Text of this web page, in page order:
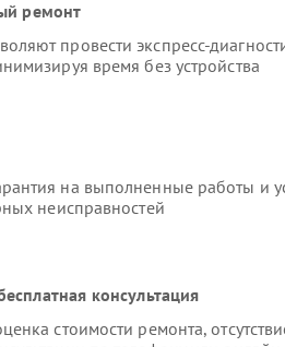
ремонт
провести экспресс-
время без устройства
на выполненные работы и
неисправностей
консультация
стоимости ремонта,